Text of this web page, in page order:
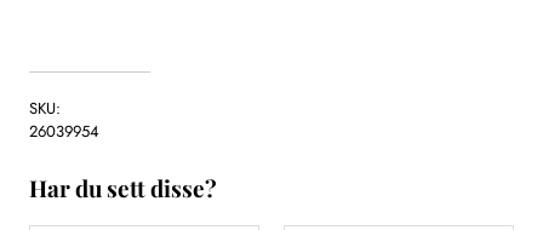
B
l
a
k
SKU:
26039954
Har du sett disse?